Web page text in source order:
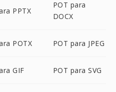
PPTX
POT para
DOCX
POTX POT para JPEG
GIF POT para SVG